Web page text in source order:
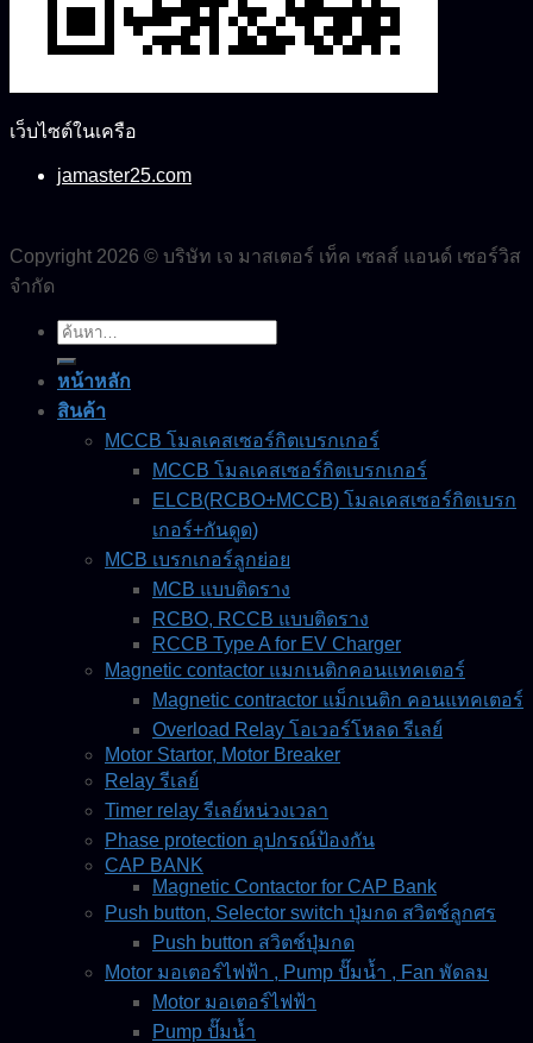
เว็บไซต์ในเครือ
jamaster25.com
Copyright 2026 © บริษัท เจ มาสเตอร์ เท็ค เซลส์ แอนด์ เซอร์วิส
จำกัด
ค้นหา:
หน้าหลัก
สินค้า
MCCB โมลเคสเซอร์กิตเบรกเกอร์
MCCB โมลเคสเซอร์กิตเบรกเกอร์
ELCB(RCBO+MCCB) โมลเคสเซอร์กิตเบรก
เกอร์+กันดูด)
MCB เบรกเกอร์ลูกย่อย
MCB แบบติดราง
RCBO, RCCB แบบติดราง
RCCB Type A for EV Charger
Magnetic contactor แมกเนติกคอนแทคเตอร์
Magnetic contractor แม็กเนติก คอนแทคเตอร์
Overload Relay โอเวอร์โหลด รีเลย์
Motor Startor, Motor Breaker
Relay รีเลย์
Timer relay รีเลย์หน่วงเวลา
Phase protection อุปกรณ์ป้องกัน
CAP BANK
Magnetic Contactor for CAP Bank
Push button, Selector switch ปุ่มกด สวิตช์ลูกศร
Push button สวิตช์ปุ่มกด
Motor มอเตอร์ไฟฟ้า , Pump ปั๊มน้ำ , Fan พัดลม
Motor มอเตอร์ไฟฟ้า
Pump ปั๊มน้ำ